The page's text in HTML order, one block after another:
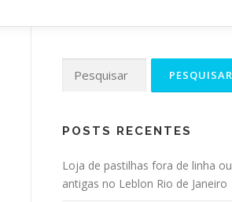
por:
POSTS RECENTES
Loja de pastilhas fora de linha ou
antigas no Leblon Rio de Janeiro